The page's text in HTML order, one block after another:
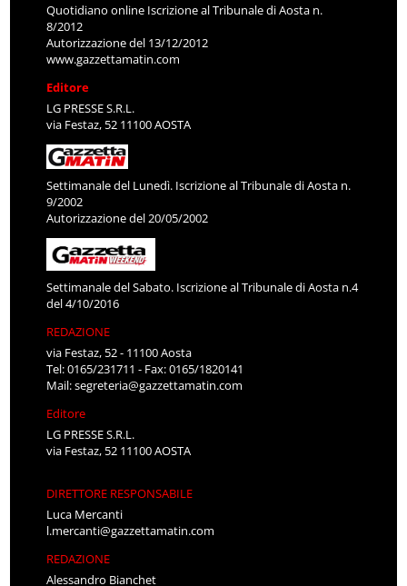
Quotidiano online Iscrizione al Tribunale di Aosta n.
8/2012
Autorizzazione del 13/12/2012
www.gazzettamatin.com
Editore
LG PRESSE S.R.L.
via Festaz, 52 11100 AOSTA
Settimanale del Lunedì. Iscrizione al Tribunale di Aosta n.
9/2002
Autorizzazione del 20/05/2002
Settimanale del Sabato. Iscrizione al Tribunale di Aosta n.4
del 4/10/2016
REDAZIONE
via Festaz, 52 - 11100 Aosta
Tel: 0165/231711 - Fax: 0165/1820141
Mail:segreteria@gazzettamatin.com
Editore
LG PRESSE S.R.L.
via Festaz, 52 11100 AOSTA
DIRETTORE RESPONSABILE
Luca Mercanti
l.mercanti@gazzettamatin.com
REDAZIONE
Alessandro Bianchet